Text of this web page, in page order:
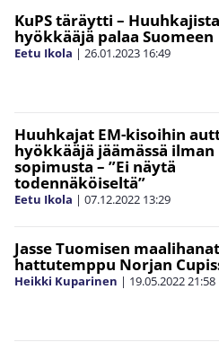
KuPS täräytti –
hyökkääjä palaa Suomeen
Eetu Ikola | 26.01.2023 16:49
Huuhkajat EM-kisoihin
hyökkääjä jäämässä ilman
sopimusta – ”Ei näytä
todennäköiseltä”
Eetu Ikola | 07.12.2022 13:29
Jasse Tuomisen
hattutemppu Norjan
Heikki Kuparinen | 19.05.202221:58